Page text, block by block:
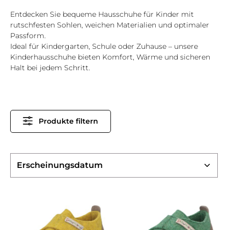
Entdecken Sie bequeme Hausschuhe für Kinder mit
rutschfesten Sohlen, weichen Materialien und optimaler
Passform.
Ideal für Kindergarten, Schule oder Zuhause – unsere
Kinderhausschuhe bieten Komfort, Wärme und sicheren
Halt bei jedem Schritt.
Produkte filtern